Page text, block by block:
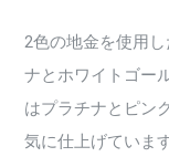
2色の地金を使用
ナとホワイトゴー
はプラチナとピン
気に仕上げています